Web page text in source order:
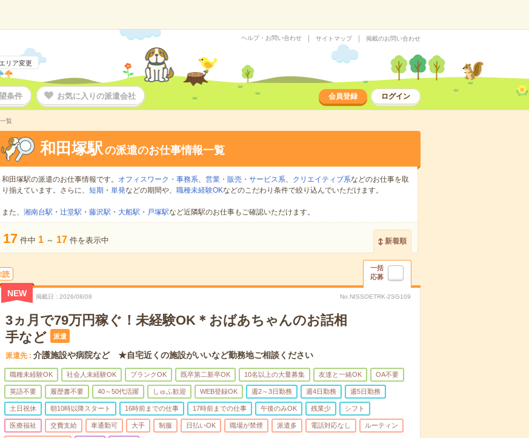
エリア変更
ヘルプ・お問い合わせ サイトマップ 掲載のお問い合わせ
条件 お気に入りの派遣会社 会員登録 ログイン
覧
和田塚駅の派遣のお仕事情報一覧
和田塚駅の派遣のお仕事情報です。 オフィスワーク・事務系、 営業・販売・サービス系、 クリエイティブ系などのお仕事を取
り揃えています。さらに、 短期 ・ 単発などの期間や、 職種未経験OKなどのこだわり条件で絞り込んでいただけます。
また、 湘南台駅 ・ 辻堂駅 ・ 藤沢駅 ・ 大船駅 ・ 戸塚駅など近隣駅のお仕事もご確認いただけます。
17 件中 1 ～ 17 件を表示中 新着順
読
一括
応募
NEW 掲載日 2026/08/08 No.NISSOETRK-2SG109
3ヵ月で79万円稼ぐ！未経験OK＊おばあちゃんのお話相
手など
派遣
派遣先 介護施設や病院など ★自宅近くの施設がいいなど勤務地ご相談ください
職種未経験OK 社会人未経験OK ブランクOK 既卒第二新卒OK 10名以上の大量募集 友達と一緒OK OA不要
英語不要 履歴書不要 40～50代活躍 しゅふ歓迎 WEB登録OK 週2～3日勤務 週4日勤務 週5日勤務
土日祝休 朝10時以降スタート 16時前までの仕事 17時前までの仕事 午後のみOK 残業少 シフト
医療福祉 交費支給 車通勤可 大手 制服 日払いOK 職場が禁煙 派遣多 電話対応なし ルーティン